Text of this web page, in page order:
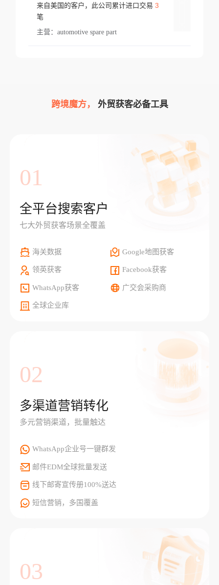
来自美国的客户，此公司累计进口交易 3
笔
主营： automotive spare part
跨境魔方， 外贸获客必备工具
01
全平台搜索客户
七大外贸获客场景全覆盖
海关数据 Google地图获客
领英获客 Facebook获客
WhatsApp获客 广交会采购商
全球企业库
02
多渠道营销转化
多元营销渠道，批量触达
WhatsApp企业号一键群发
邮件EDM全球批量发送
线下邮寄宣传册100%送达
短信营销，多国覆盖
03